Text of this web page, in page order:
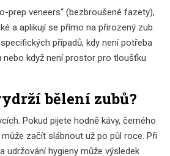
prep veneers“ (bezbroušené fazety),
a aplikují se přímo na přirozený zub.
případů, kdy není potřeba
nebo když není prostor pro tloušťku
bělení zubů?
Pokud pijete hodně kávy, černého
začít slábnout už po půl roce. Při
udržování hygieny může výsledek